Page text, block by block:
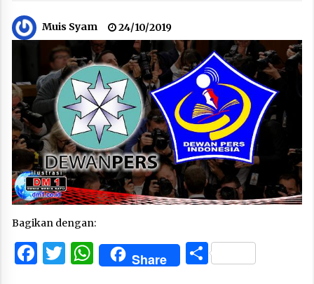
Muis Syam 24/10/2019
Bagikan dengan:
Facebook
Twitter
WhatsApp
Share Share